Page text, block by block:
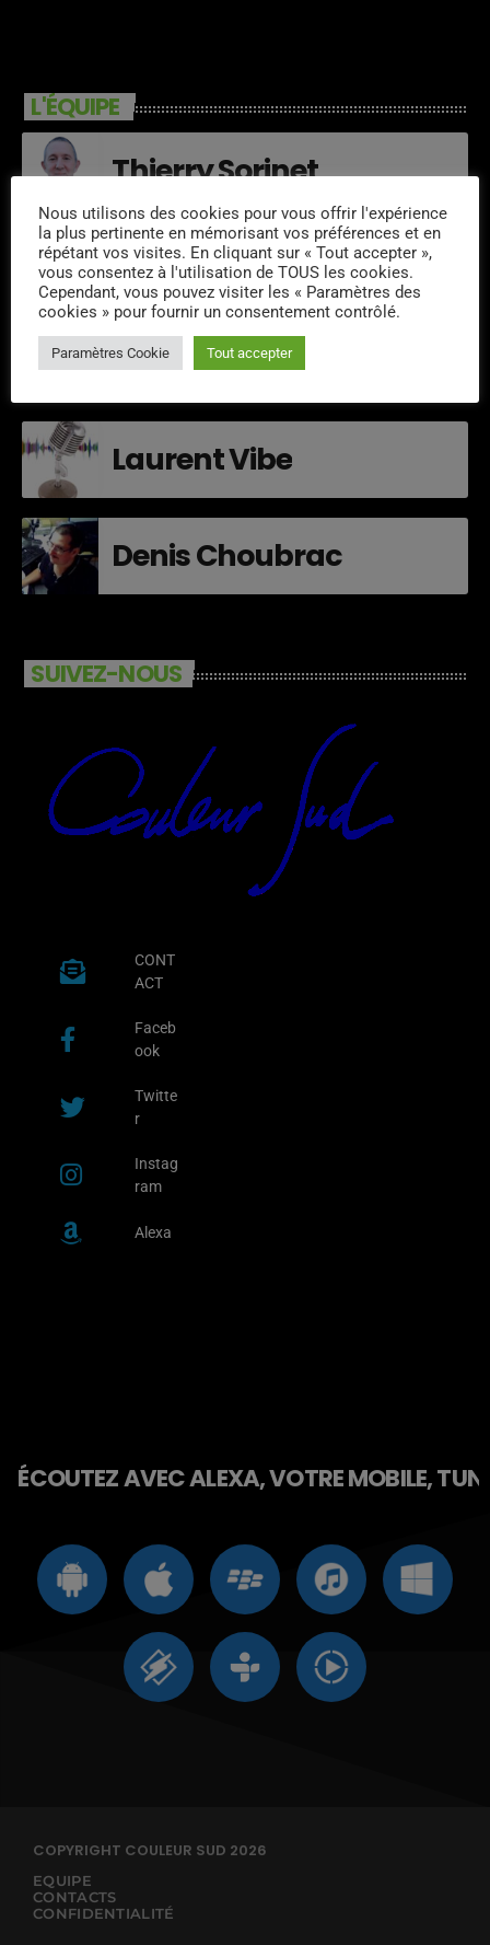
L'ÉQUIPE
Thierry Sorinet
Frank Menant
Didier Mesgard
Laurent Vibe
Denis Choubrac
SUIVEZ-NOUS
CONT
ACT
Faceb
ook
Twitte
r
Instag
ram
Alexa
ÉCOUTEZ AVEC ALEXA, VOTRE MOBILE,
COPYRIGHT COULEUR SUD 2026
EQUIPE
CONTACTS
CONFIDENTIALITÉ
Nous utilisons des cookies pour vous offrir l'expérience
la plus pertinente en mémorisant vos préférences et en
répétant vos visites. En cliquant sur « Tout accepter »,
vous consentez à l'utilisation de TOUS les cookies.
Cependant, vous pouvez visiter les « Paramètres des
cookies » pour fournir un consentement contrôlé.
Paramètres Cookie Tout accepter